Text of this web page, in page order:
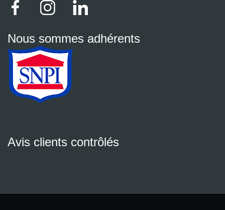
Nous sommes adhérents
Avis clients contrôlés